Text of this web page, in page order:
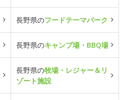
長野県のフードテーマパーク
長野県のキャンプ場・BBQ場
長野県の牧場・レジャー＆リ
ゾート施設